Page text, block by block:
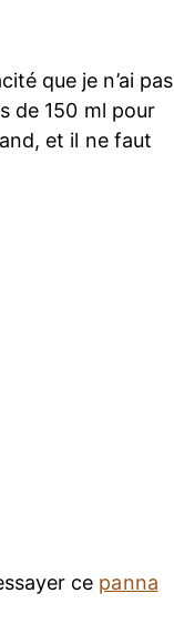
que je n’ai pas
de 150 ml pour
et il ne faut
ce panna